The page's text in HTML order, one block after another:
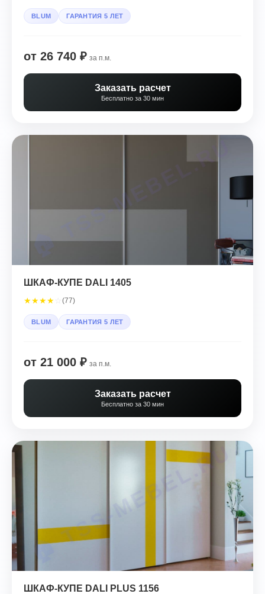
BLUM ГАРАНТИЯ 5 ЛЕТ
от 26 740 ₽ за п.м.
Заказать расчет
Бесплатно за 30 мин
ШКАФ-КУПЕ DALI 1405
★★★★ (77)
BLUM ГАРАНТИЯ 5 ЛЕТ
от 21 000 ₽ за п.м.
Заказать расчет
Бесплатно за 30 мин
ШКАФ-КУПЕ DALI PLUS 1156